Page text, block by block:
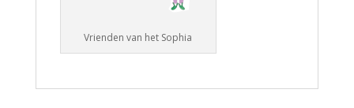
Vrienden van het Sophia